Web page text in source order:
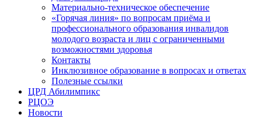
Материально-техническое обеспечение
«Горячая линия» по вопросам приёма и
профессионального образования инвалидов
молодого возраста и лиц с ограниченными
возможностями здоровья
Контакты
Инклюзивное образование в вопросах и ответах
Полезные ссылки
ЦРД Абилимпикс
РЦОЭ
Новости